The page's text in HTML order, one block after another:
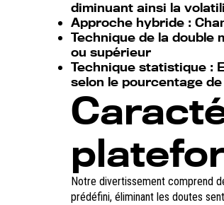
diminuant ainsi la
Approche hybride :
Technique de la double
ou supérieur
Technique statistique :
selon le pourcentage
Notre divertissement comprend
prédéfini, éliminant les doutes